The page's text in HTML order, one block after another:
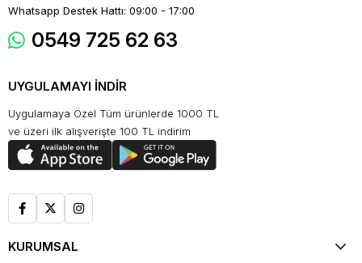
Whatsapp Destek Hattı: 09:00 - 17:00
0549 725 62 63
UYGULAMAYI İNDİR
Uygulamaya Özel Tüm ürünlerde 1000 TL
ve üzeri ilk alışverişte 100 TL indirim
KURUMSAL